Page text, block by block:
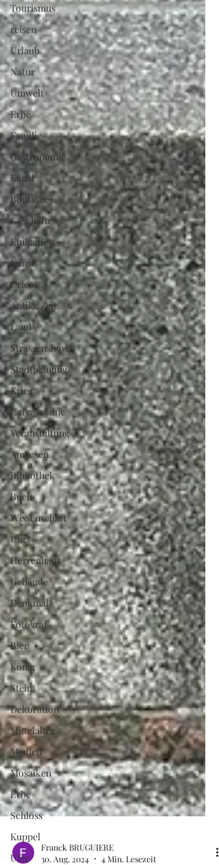
Tourismus
reisen
Urlaub
Natur
Umwelt
Erbe
Familie
Gastronomie
Kanal
Boutique
Geschäfte
Einkaufen
Kunst
Orient
Antike Zeit
Land
Strassenshow
Stadtplanung
Krieg
Carcassonne
Veranstaltung
Anwesen
Bibliothek
Buch
Wissenschaft
Uhr
Herrenhaus
Gebäude
Denkmal
Fotograf
Bier
König
Stein
Dekoration
Mittelalter
Medien
Mosaiken
Erbe
Schloss
Kuppel
Ufer